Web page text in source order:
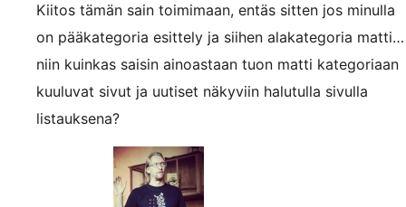
Kiitos tämän sain toimimaan, entäs sitten jos minulla
on pääkategoria esittely ja siihen alakategoria matti…
niin kuinkas saisin ainoastaan tuon matti kategoriaan
kuuluvat sivut ja uutiset näkyviin halutulla sivulla
listauksena?